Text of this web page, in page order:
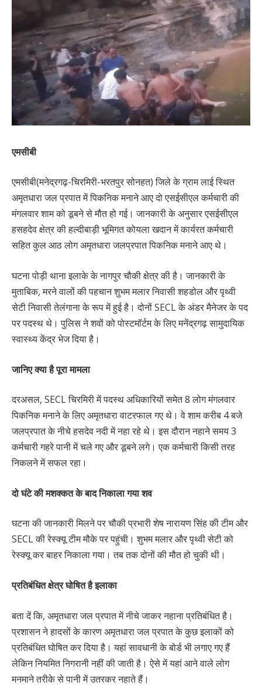
एमसीबी
एमसीबी(मनेद्रगढ़-चिरमिरी-भरतपुर सोनहत) जिले के ग्राम लाई स्थित
अमृतधारा जल प्रपात में पिकनिक मनाने आए दो एसईसीएल कर्मचारी की
मंगलवार शाम को डूबने से मौत हो गई। जानकारी के अनुसार एसईसीएल
हसहदेव क्षेत्र की हल्दीबाड़ी भूमिगत कोयला खदान में कार्यरत कर्मचारी
सहित कुल आठ लोग अमृतधारा जलप्रपात पिकनिक मनाने आए थे।
घटना पोड़ी थाना इलाके के नागपुर चौकी क्षेत्र की है। जानकारी के
मुताबिक, मरने वालों की पहचान शुभम मलार निवासी शहडोल और पृथ्वी
सेटी निवासी तेलंगाना के रूप में हुई है। दोनों SECL के अंडर मैनेजर के पद
पर पदस्थ थे। पुलिस ने शवों को पोस्टमॉर्टम के लिए मनेंद्रगढ़ सामुदायिक
स्वास्थ्य केंद्र भेज दिया है।
जानिए क्या है पूरा मामला
दरअसल, SECL चिरमिरी में पदस्थ अधिकारियों समेत 8 लोग मंगलवार
पिकनिक मनाने के लिए अमृतधारा वाटरफाल गए थे। वे शाम करीब 4 बजे
जलप्रपात के नीचे हसदेव नदी में नहा रहे थे। इस दौरान नहाने समय 3
कर्मचारी गहरे पानी में चले गए और डूबने लगे। एक कर्मचारी किसी तरह
निकलने में सफल रहा।
दो घंटे की मशक्कत के बाद निकाला गया शव
घटना की जानकारी मिलने पर चौकी प्रभारी शेष नारायण सिंह की टीम और
SECL की रेस्क्यू टीम मौके पर पहुंची। शुभम मलार और पृथ्वी सेटी को
रेस्क्यू कर बाहर निकाला गया। तब तक दोनों की मौत हो चुकी थी।
प्रतिबंधित क्षेत्र घोषित है इलाका
बता दें कि, अमृतधारा जल प्रपात में नीचे जाकर नहाना प्रतिबंधित है।
प्रशासन ने हादसों के कारण अमृतधारा जल प्रपात के कुछ इलाकों को
प्रतिबंधित घोषित कर दिया है। यहां सावधानी के बोर्ड भी लगाए गए हैं
लेकिन नियमित निगरानी नहीं की जाती है। ऐसे में यहां आने वाले लोग
मनमाने तरीके से पानी में उतरकर नहाते हैं।